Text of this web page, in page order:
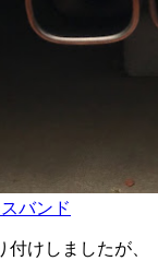
バンド
けしましたが、